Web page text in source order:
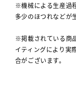
※機械による生産過
多少のほつれなどが
※掲載されている商
イティングにより実
合がございます。